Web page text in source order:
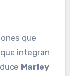
integran
Marley